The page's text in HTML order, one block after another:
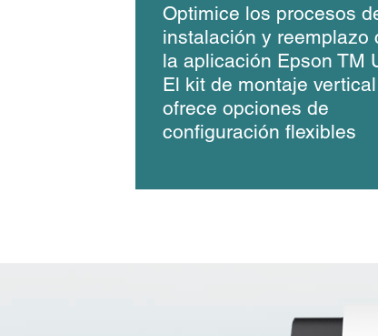
Optimice los procesos
instalación y reemplazo
la aplicación Epson TM
El kit de montaje vertical
ofrece opciones de
configuración flexibles